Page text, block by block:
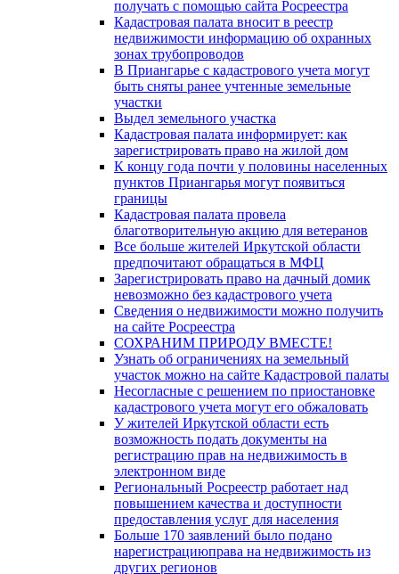
получать с помощью сайта Росреестра
Кадастровая палата вносит в реестр
недвижимости информацию об охранных
зонах трубопроводов
В Приангарье с кадастрового учета могут
быть сняты ранее учтенные земельные
участки
Выдел земельного участка
Кадастровая палата информирует: как
зарегистрировать право на жилой дом
К концу года почти у половины населенных
пунктов Приангарья могут появиться
границы
Кадастровая палата провела
благотворительную акцию для ветеранов
Все больше жителей Иркутской области
предпочитают обращаться в МФЦ
Зарегистрировать право на дачный домик
невозможно без кадастрового учета
Сведения о недвижимости можно получить
на сайте Росреестра
СОХРАНИМ ПРИРОДУ ВМЕСТЕ!
Узнать об ограничениях на земельный
участок можно на сайте Кадастровой палаты
Несогласные с решением по приостановке
кадастрового учета могут его обжаловать
У жителей Иркутской области есть
возможность подать документы на
регистрацию прав на недвижимость в
электронном виде
Региональный Росреестр работает над
повышением качества и доступности
предоставления услуг для населения
Больше 170 заявлений было подано
нарегистрациюправа на недвижимость из
других регионов